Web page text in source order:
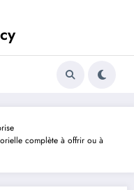
complète à offrir ou à